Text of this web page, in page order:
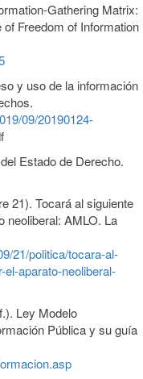
Gathering Matrix:
Freedom of Information
y uso de la información
09/20190124-
Estado de Derecho.
21). Tocará al siguiente
neoliberal: AMLO. La
21/politica/tocara-al-
aparato-neoliberal-
Ley Modelo
Pública y su guía